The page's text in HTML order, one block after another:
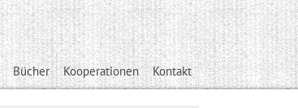
Bücher Kooperationen Kontakt